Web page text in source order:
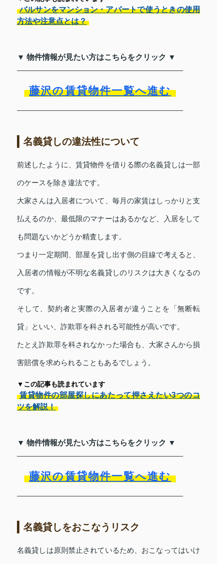
バルサンをマンション・アパートで使うときの使用
方法や注意点とは？
▼ 物件情報が見たい方はこちらをクリック ▼
藤沢の賃貸物件一覧へ進む
名義貸しの違法性について
前述したように、賃貸物件を借りる際の名義貸しは一部
のケースを除き違法です。
大家さんは入居者について、毎月の家賃はしっかりと支
払えるのか、最低限のマナーはあるかなど、入居をして
も問題ないかどうか精査します。
つまり一定期間、部屋を貸し出す側の目線で考えると、
入居者の情報が不明な名義貸しのリスクは大きくなるの
です。
そして、契約者と実際の入居者が違うことを「無断転
貸」といい、詐欺罪を科される可能性が高いです。
たとえ詐欺罪を科されなかった場合も、大家さんから損
害賠償を求められることもあるでしょう。
▼この記事も読まれています
賃貸物件の部屋探しにあたって押さえたい3つのコ
ツを解説！
▼ 物件情報が見たい方はこちらをクリック ▼
藤沢の賃貸物件一覧へ進む
名義貸しをおこなうリスク
名義貸しは原則禁止されているため、おこなってはいけ